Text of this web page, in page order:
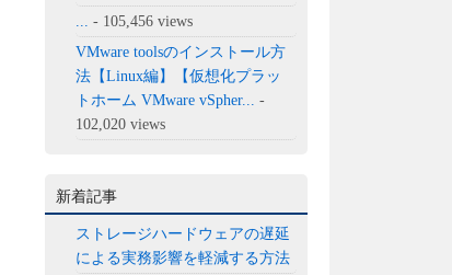
- 105,456 views
VMware toolsのインストール方
法【Linux編】【仮想化プラッ
トホーム VMware vSpher...
-
102,020 views
新着記事
ストレージハードウェアの遅延
による実務影響を軽減する方法